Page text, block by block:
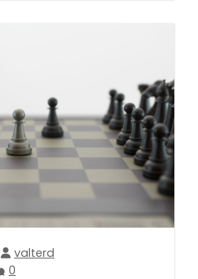
valterd
0